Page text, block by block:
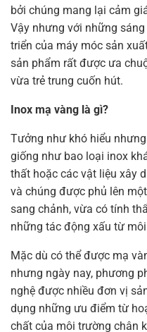
bởi chúng mang lại cảm
Vậy nhưng với những
triển của máy móc sản
sản phẩm rất được ưa
vừa trẻ trung cuốn hút.
Inox mạ vàng là gì?
Tưởng như khó hiểu
giống như bao loại inox
thất hoặc các vật liệu xây
và chúng được phủ lên
sang chảnh, vừa có tính
những tác động xấu từ
Mặc dù có thể được mạ
nhưng ngày nay, phương
nghệ được nhiều đơn vị
dụng những ưu điểm từ
chất của môi trường chân